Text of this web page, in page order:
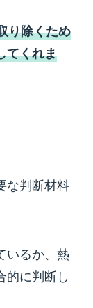
り除くため
てくれま
な判断材料
いるか、熱
的に判断し